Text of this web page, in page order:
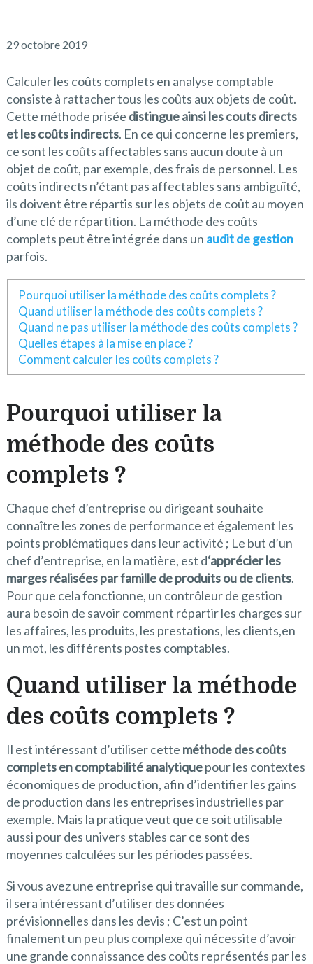
29 octobre 2019
Calculer les coûts complets en analyse comptable
consiste à rattacher tous les coûts aux objets de coût.
Cette méthode prisée distingue ainsi les couts directs
et les coûts indirects. En ce qui concerne les premiers,
ce sont les coûts affectables sans aucun doute à un
objet de coût, par exemple, des frais de personnel. Les
coûts indirects n’étant pas affectables sans ambiguïté,
ils doivent être répartis sur les objets de coût au moyen
d’une clé de répartition. La méthode des coûts
complets peut être intégrée dans un audit de gestion
parfois.
Pourquoi utiliser la méthode des coûts complets ?
Quand utiliser la méthode des coûts complets ?
Quand ne pas utiliser la méthode des coûts complets ?
Quelles étapes à la mise en place ?
Comment calculer les coûts complets ?
Pourquoi utiliser la
méthode des coûts
complets ?
Chaque chef d’entreprise ou dirigeant souhaite
connaître les zones de performance et également les
points problématiques dans leur activité ; Le but d’un
chef d’entreprise, en la matière, est d‘apprécier les
marges réalisées par famille de produits ou de clients.
Pour que cela fonctionne, un contrôleur de gestion
aura besoin de savoir comment répartir les charges sur
les affaires, les produits, les prestations, les clients,en
un mot, les différents postes comptables.
Quand utiliser la méthode
des coûts complets ?
Il est intéressant d’utiliser cette méthode des coûts
complets en comptabilité analytiquepour les contextes
économiques de production, afin d’identifier les gains
de production dans les entreprises industrielles par
exemple. Mais la pratique veut que ce soit utilisable
aussi pour des univers stables car ce sont des
moyennes calculées sur les périodes passées.
Si vous avez une entreprise qui travaille sur commande,
il sera intéressant d’utiliser des données
prévisionnelles dans les devis ; C’est un point
finalement un peu plus complexe qui nécessite d’avoir
une grande connaissance des coûts représentés par les